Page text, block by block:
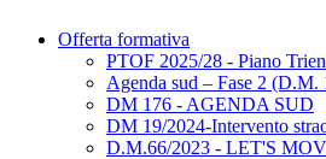
Offerta formativa
PTOF 2025/28 - Piano
Agenda sud – Fase 2 (D.M.
DM 176 - AGENDA SUD
DM 19/2024-Intervento
D.M.66/2023 - LET'S